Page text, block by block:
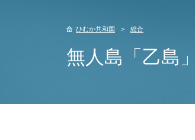
ひむか共和国 総合
無人島「乙島